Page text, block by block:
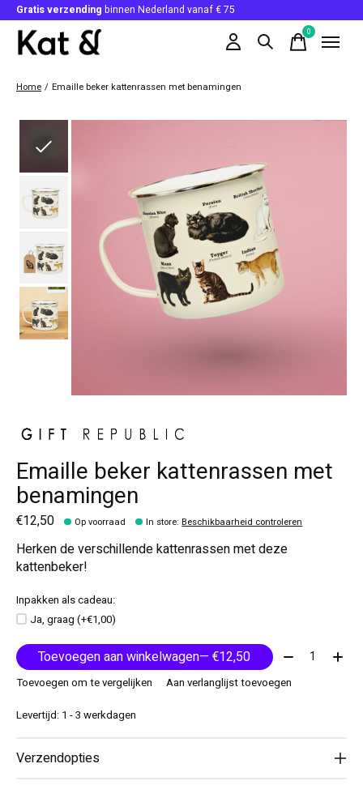
Gratis verzending binnen Nederland vanaf € 75
0items
Home / Emaille beker kattenrassen met benamingen
Emaille beker kattenrassen met
benamingen
€12,50 Op voorraad In store:Beschikbaarheid controleren
Herken de verschillende kattenrassen met deze
kattenbeker!
Inpakken als cadeau:
Ja, graag (+€1,00)
Toevoegen aan winkelwagen — €12,50 Aantal:
Toevoegen om te vergelijken
Aan verlanglijst toevoegen
Levertijd: 1 - 3 werkdagen
Verzendopties